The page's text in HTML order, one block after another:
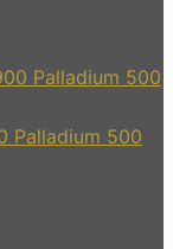
Palladium 500